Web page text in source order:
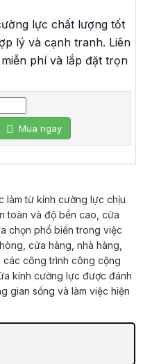
lực chất lượng tốt
lý và cạnh tranh. Liên
phí và lắp đặt trọn
Mua ngay
toàn và độ bền cao, cửa
chọn phổ biến trong việc
cửa hàng, nhà hàng,
các công trình công cộng
kính cường lực được đánh
gian sống và làm việc hiện